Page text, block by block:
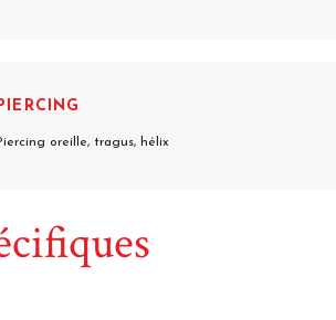
oreille, tragus, hélix